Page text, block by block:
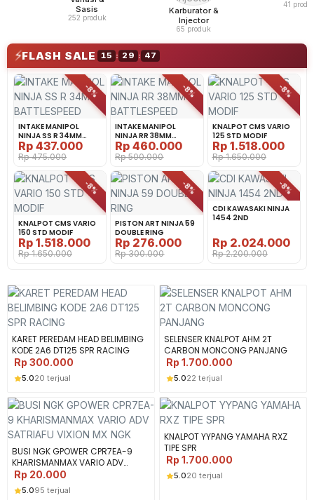
Sasis
252 produk
Karburator &
Injector
65 produk
41
⚡FLASH SALE 15 : 29 : 47
-8%
INTAKE MANIPOL
NINJA SS R 34MM
BATTLESPEED
Rp 437.000
Rp475.000
-8%
INTAKE MANIPOL
NINJA RR 38MM
BATTLESPEED
Rp460.000
Rp500.000
-8%
KNALPOT CMS VARIO
125 STD MODIF
Rp 1.518.000
Rp1.650.000
-8%
KNALPOT CMS VARIO
150 STD MODIF
Rp 1.518.000
Rp1.650.000
-8%
PISTON ART NINJA 59
DOUBLE RING
Rp 276.000
Rp300.000
-8%
CDI KAWASAKI NINJA
1454 2ND
Rp 2.024.000
Rp2.200.000
KARET PEREDAM HEAD BELIMBING
KODE 2A6 DT125 SPR RACING
Rp 300.000
5.020 terjual
SELENSER KNALPOT AHM 2T
CARBON MONCONG PANJANG
Rp 1.700.000
5.022 terjual
BUSI NGK GPOWER CPR7EA-9
KHARISMANMAX VARIO ADV
SATRIAFU VIXION MX NGK
Rp 20.000
5.095 terjual
KNALPOT YYPANG YAMAHA RXZ
TIPE SPR
Rp 1.700.000
5.020 terjual